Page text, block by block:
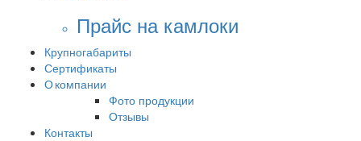
Прайс на камлоки
Крупногабариты
Сертификаты
О компании
Фото продукции
Отзывы
Контакты